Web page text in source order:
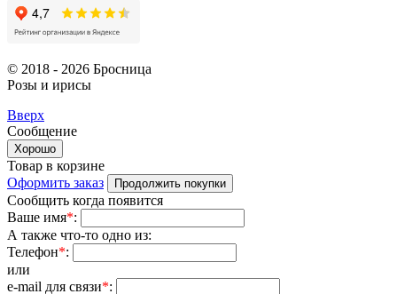
© 2018 - 2026 Бросница
Розы и ирисы
Вверх
Сообщение
Хорошо
Товар в корзине
Оформить заказ
Продолжить покупки
Сообщить когда появится
Ваше имя*:
А также что-то одно из:
Телефон*:
или
e-mail для связи*: